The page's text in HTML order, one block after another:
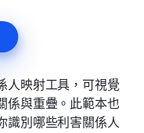
人映射工具，可視覺
係與重疊。此範本也
識別哪些利害關係人